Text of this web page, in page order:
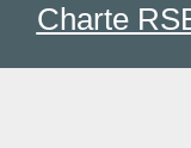
Charte